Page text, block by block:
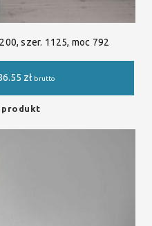
szer. 1125, moc 792
zł brutto
produkt